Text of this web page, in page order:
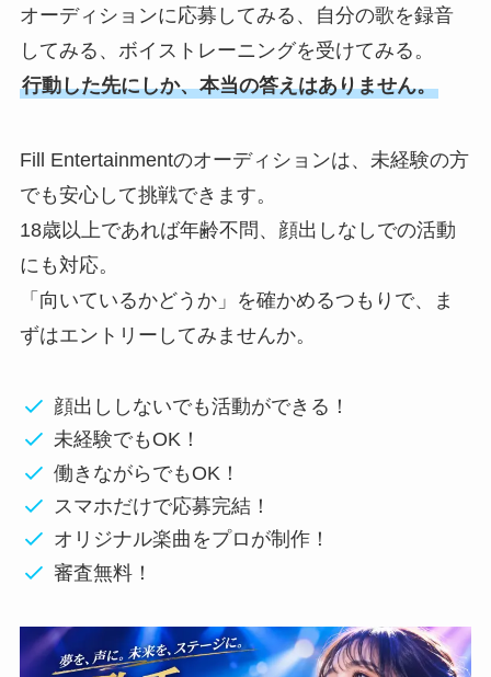
オーディションに応募してみる、自分の歌を録音
してみる、ボイストレーニングを受けてみる。
行動した先にしか、本当の答えはありません。
Fill Entertainmentのオーディションは、未経験の方
でも安心して挑戦できます。
18歳以上であれば年齢不問、顔出しなしでの活動
にも対応。
「向いているかどうか」を確かめるつもりで、ま
ずはエントリーしてみませんか。
顔出ししないでも活動ができる！
未経験でもOK！
働きながらでもOK！
スマホだけで応募完結！
オリジナル楽曲をプロが制作！
審査無料！